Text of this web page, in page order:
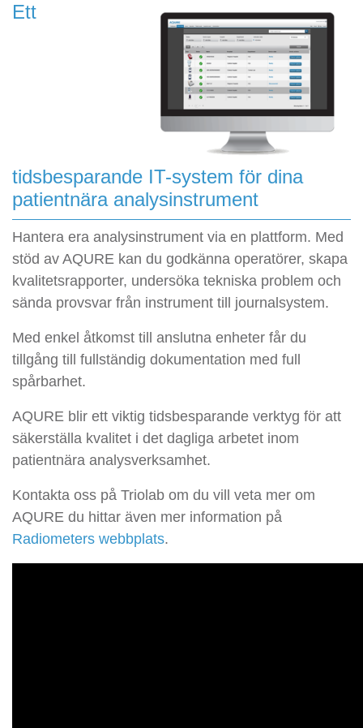
Ett
tidsbesparande IT-system för dina
patientnära analysinstrument
Hantera era analysinstrument via en plattform. Med
stöd av AQURE kan du godkänna operatörer, skapa
kvalitetsrapporter, undersöka tekniska problem och
sända provsvar från instrument till journalsystem.
Med enkel åtkomst till anslutna enheter får du
tillgång till fullständig dokumentation med full
spårbarhet.
AQURE blir ett viktig tidsbesparande verktyg för att
säkerställa kvalitet i det dagliga arbetet inom
patientnära analysverksamhet.
Kontakta oss på Triolab om du vill veta mer om
AQURE du hittar även mer information på
Radiometers webbplats.